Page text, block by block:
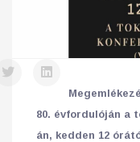
80. évfordulóján a
án, kedden 12